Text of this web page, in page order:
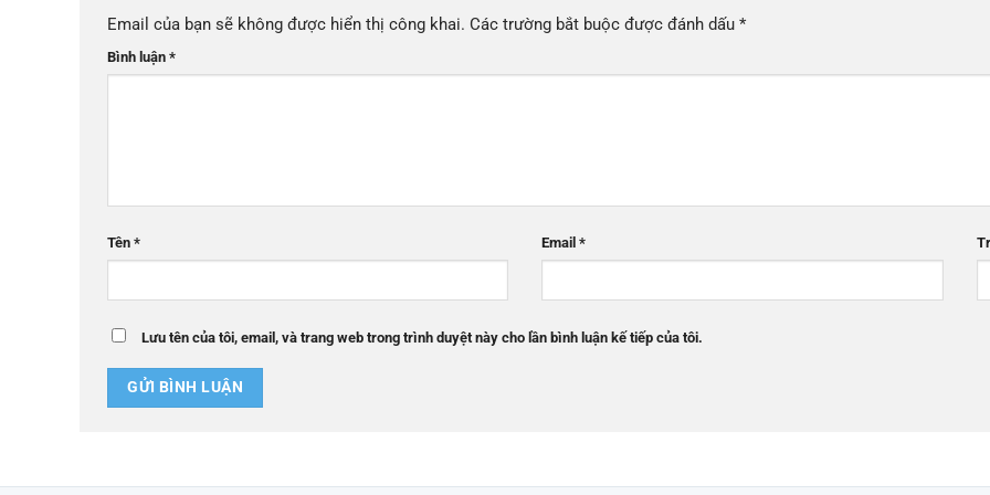
Email của bạn sẽ không được hiển thị công khai. Các trường bắt buộc được đánh dấu *
Bình luận *
Tên * Email*
Lưu tên của tôi, email, và trang web trong trình duyệt này cho lần bình luận kế tiếp của tôi.